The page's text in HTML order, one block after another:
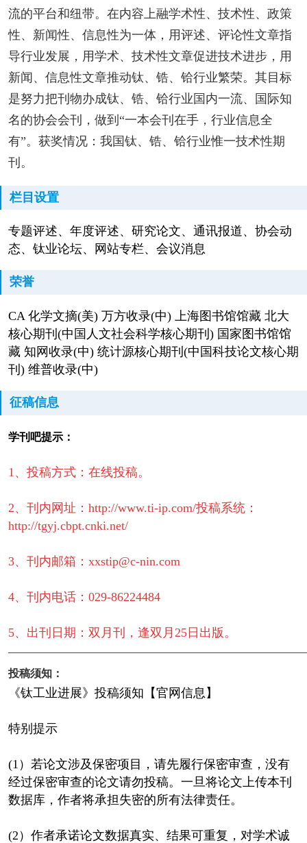
流的平台和纽带。在内容上融学术性、技术性、政策
性、新闻性、信息性为一体，用评述、评论性文章指
导行业发展，用学术、技术性文章促进技术进步，用
新闻、信息性文章推动钛、锆、铪行业繁荣。其目标
是努力把刊物办成钛、锆、铪行业国内一流、国际知
名的协会会刊，做到“一本会刊在手，行业信息全
有”。获奖情况：我国钛、锆、铪行业惟一技术性期
刊。
栏目设置
专题评述、年度评述、研究论文、通讯报道、协会动
态、钛业论坛、网站专栏、会议消息
荣誉
CA 化学文摘(美) 万方收录(中) 上海图书馆馆藏 北大
核心期刊(中国人文社会科学核心期刊) 国家图书馆馆
藏 知网收录(中) 统计源核心期刊(中国科技论文核心期
刊) 维普收录(中)
征稿信息
学刊吧提示：
1、投稿方式：在线投稿。
2、刊内网址：http://www.ti-ip.com/投稿系统：
http://tgyj.cbpt.cnki.net/
3、刊内邮箱：xxstip@c-nin.com
4、刊内电话：029-86224484
5、出刊日期：双月刊，逢双月25日出版。
投稿须知：
《钛工业进展》投稿须知【官网信息】
特别提示
(1）若论文涉及保密项目，请先履行保密审查，没有
经过保密审查的论文请勿投稿。一旦将论文上传本刊
数据库，作者将承担失密的所有法律责任。
(2）作者承诺论文数据真实、结果可重复，对学术诚